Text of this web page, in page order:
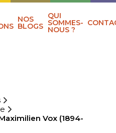
NOS
BLOGS
QUI
SOMMES-
NOUS ?
Vox (1894-